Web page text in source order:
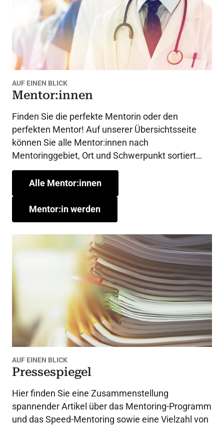
AUF EINEN BLICK
Mentor:innen
Finden Sie die perfekte Mentorin oder den
perfekten Mentor! Auf unserer Übersichtsseite
können Sie alle Mentor:innen nach
Mentoringgebiet, Ort und Schwerpunkt sortiert
durchstöbern.
Alle Mentor:innen
Mentor:in werden
AUF EINEN BLICK
Pressespiegel
Hier finden Sie eine Zusammenstellung
spannender Artikel über das Mentoring-Programm
und das Speed-Mentoring sowie eine Vielzahl von